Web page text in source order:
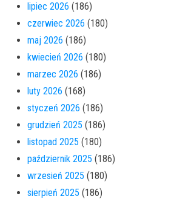
lipiec 2026 (186)
czerwiec 2026 (180)
maj 2026 (186)
kwiecień 2026 (180)
marzec 2026 (186)
luty 2026 (168)
styczeń 2026 (186)
grudzień 2025 (186)
listopad 2025 (180)
październik 2025 (186)
wrzesień 2025 (180)
sierpień 2025 (186)